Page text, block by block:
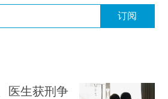
订阅
医生获刑争